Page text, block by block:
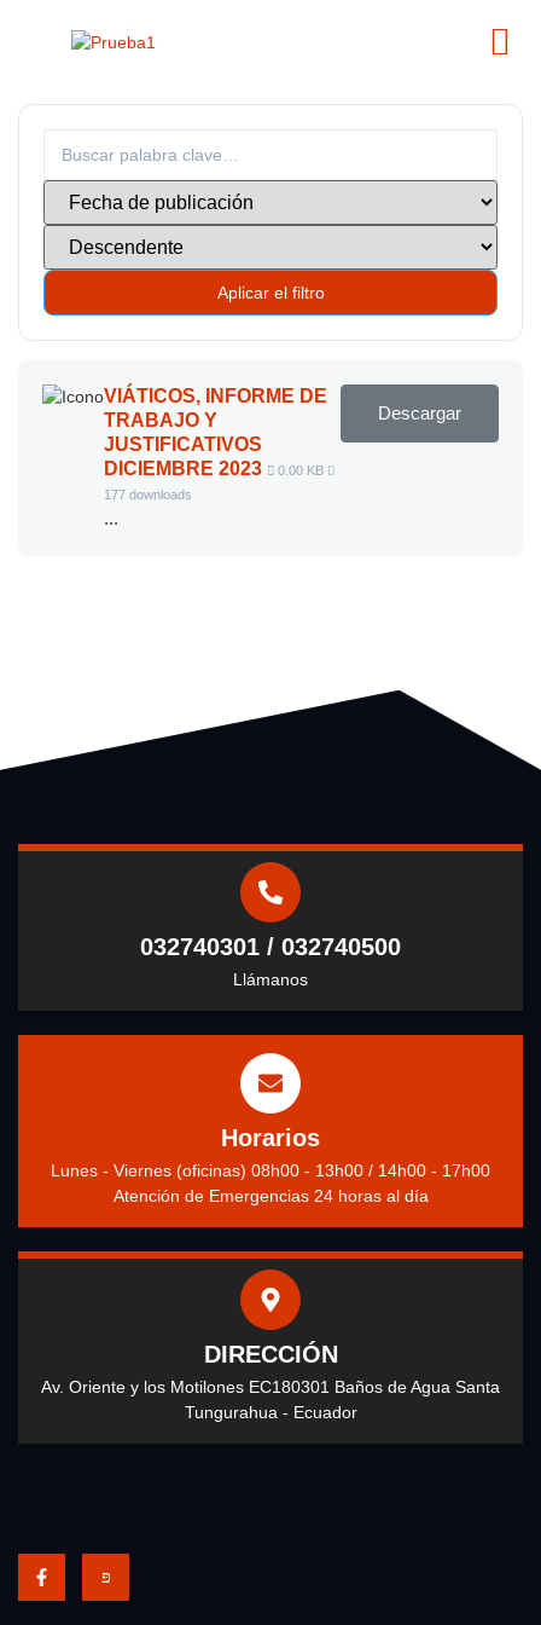
Aplicar el filtro
VIÁTICOS, INFORME DE
TRABAJO Y
JUSTIFICATIVOS
DICIEMBRE 2023
0.00 KB
177 downloads
...
Descargar
032740301 / 032740500
Llámanos
Horarios
Lunes - Viernes (oficinas) 08h00 - 13h00 / 14h00 - 17h00
Atención de Emergencias 24 horas al día
DIRECCIÓN
Av. Oriente y los Motilones EC180301 Baños de Agua Santa
Tungurahua - Ecuador